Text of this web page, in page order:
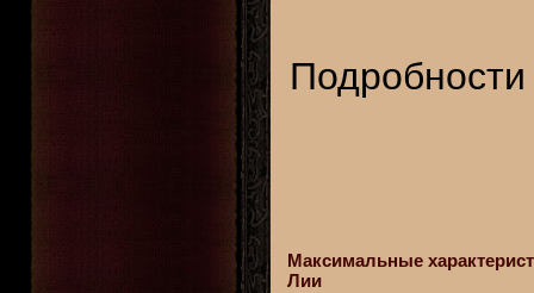
Максимальные
Лии